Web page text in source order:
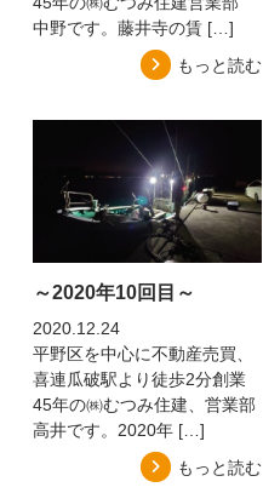
中野です。藤井寺の賃 […]
もっと読む
～2020年10回目～
2020.12.24
平野区を中心に不動産売買、
喜連瓜破駅より徒歩2分創業
45年の㈱むつみ住建、営業部
高井です。2020年 […]
もっと読む